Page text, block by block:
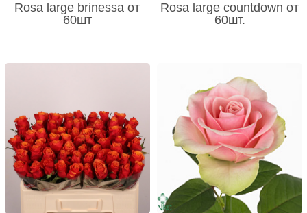
Rosa large brinessa от
60шт
Rosa large countdown от
60шт.